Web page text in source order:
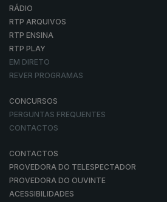
RÁDIO
RTP ARQUIVOS
RTP ENSINA
RTP PLAY
EM DIRETO
REVER PROGRAMAS
CONCURSOS
PERGUNTAS FREQUENTES
CONTACTOS
CONTACTOS
PROVEDORA DO TELESPECTADOR
PROVEDORA DO OUVINTE
ACESSIBILIDADES